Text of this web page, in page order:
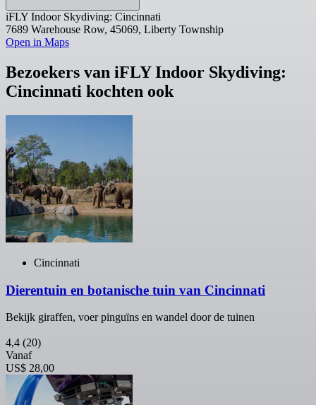
iFLY Indoor Skydiving: Cincinnati
7689 Warehouse Row, 45069, Liberty Township
Open in Maps
Bezoekers van iFLY Indoor Skydiving:
Cincinnati kochten ook
Cincinnati
Dierentuin en botanische tuin van Cincinnati
Bekijk giraffen, voer pinguïns en wandel door de tuinen
4,4 (20)
Vanaf
US$ 28,00